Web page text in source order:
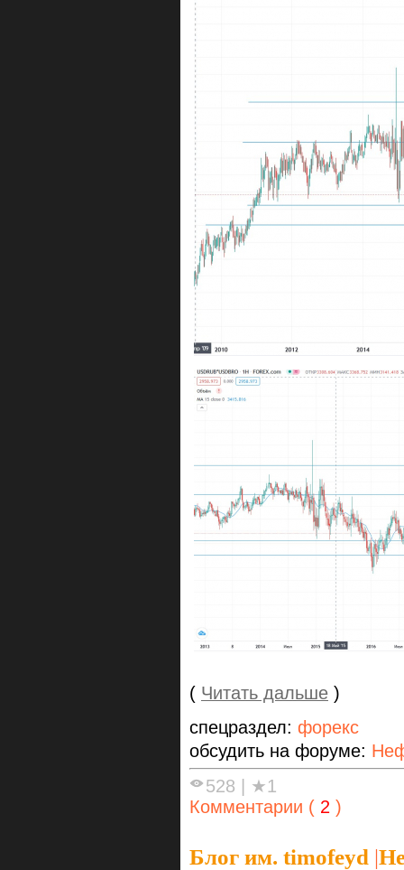
( Читать дальше )
спецраздел: форекс
обсудить на форуме:
528
★1
Комментарии ( 2 )
Блог им. timofeyd |